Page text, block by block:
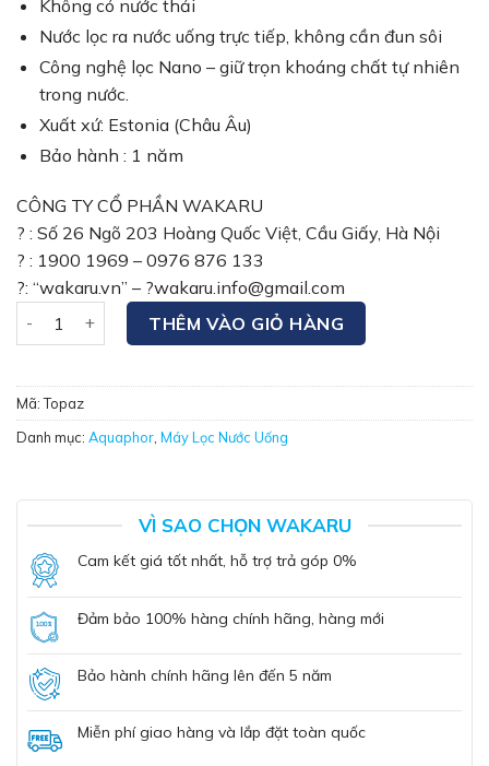
Không có nước thải
Nước lọc ra nước uống trực tiếp, không cần đun sôi
Công nghệ lọc Nano – giữ trọn khoáng chất tự nhiên
trong nước.
Xuất xứ: Estonia (Châu Âu)
Bảo hành : 1 năm
CÔNG TY CỔ PHẦN WAKARU
? : Số 26 Ngõ 203 Hoàng Quốc Việt, Cầu Giấy, Hà Nội
? : 1900 1969 – 0976 876 133
?: “wakaru.vn” – ?wakaru.info@gmail.com
Bộ Lọc Nước Tại Vòi Aquaphor Topaz số lượng
THÊM VÀO GIỎ HÀNG
Mã:Topaz
Danh mục: Aquaphor Máy Lọc Nước Uống
VÌ SAO CHỌN WAKARU
Cam kết giá tốt nhất, hỗ trợ trả góp 0%
Đảm bảo 100% hàng chính hãng, hàng mới
Bảo hành chính hãng lên đến 5 năm
Miễn phí giao hàng và lắp đặt toàn quốc